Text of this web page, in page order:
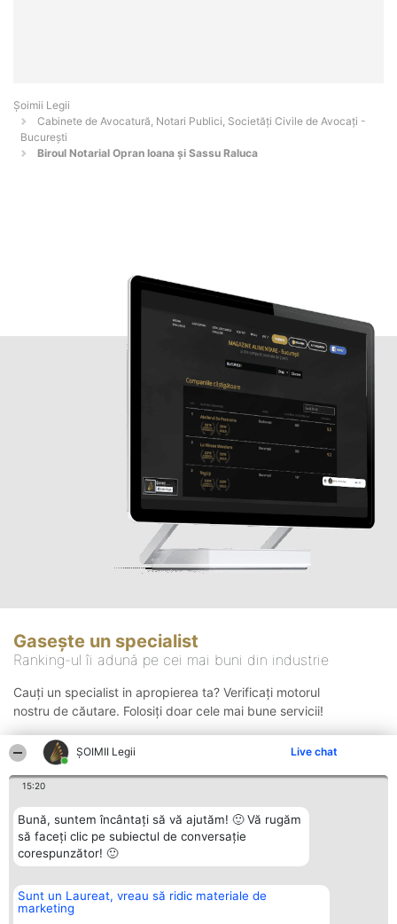
ȘOIMII Legii Live chat
15:20
Bună, suntem încântați să vă ajutăm! 🙂 Vă rugăm
să faceți clic pe subiectul de conversație
corespunzător! 🙂
Sunt un Laureat, vreau să ridic materiale de
marketing
Șoimii Legii
Cabinete de Avocatură, Notari Publici, Societăți Civile de Avocați -
Bucureşti
Biroul Notarial Opran Ioana și Sassu Raluca
Gasește un specialist
Ranking-ul îi adună pe cei mai buni din industrie
Cauți un specialist in apropierea ta? Verificați motorul
nostru de căutare. Folosiți doar cele mai bune servicii!
Organizator Ranking
BRIGHT SOLUTIONS BR SRL
Plebiscyt Contact